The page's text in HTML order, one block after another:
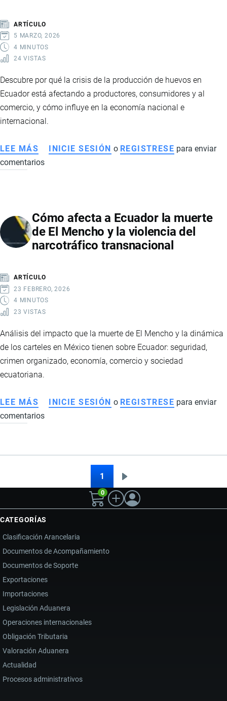
EL
DESAFÍO
DE
AUTOGENERACIÓN
ARTÍCULO
5 MARZO, 2026
4 MINUTOS
24 VISTAS
Descubre por qué la crisis de la producción de huevos en
Ecuador está afectando a productores, consumidores y al
comercio, y cómo influye en la economía nacional e
internacional.
LEE MÁS SOBRE
CRISIS
EN
ECUADOR:
CAUSAS,
EFECTOS
ECONÓMICOS
INICIE SESIÓN o REGISTRESE para enviar
comentarios
Cómo afecta a Ecuador la muerte
de El Mencho y la violencia del
narcotráfico transnacional
ARTÍCULO
23 FEBRERO, 2026
4 MINUTOS
23 VISTAS
Análisis del impacto que la muerte de El Mencho y la dinámica
de los carteles en México tienen sobre Ecuador: seguridad,
crimen organizado, economía, comercio y sociedad
ecuatoriana.
LEE MÁS SOBRE
CÓMO
ECUADOR
EL
MENCHO
Y
LA
VIOLENCIA
DEL
NARCOTRÁFICO
TRANSNACIONAL
INICIE SESIÓN o REGISTRESE para enviar
comentarios
1
página
0
CATEGORÍAS
Clasificación Arancelaria
Documentos de Acompañamiento
Documentos de Soporte
Exportaciones
Importaciones
Legislación Aduanera
Operaciones internacionales
Obligación Tributaria
Valoración Aduanera
Actualidad
Procesos administrativos